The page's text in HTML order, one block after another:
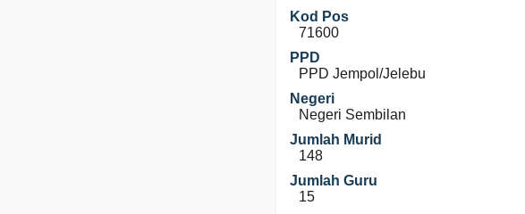
Kod Pos
71600
PPD
PPD Jempol/Jelebu
Negeri
Negeri Sembilan
Jumlah Murid
148
Jumlah Guru
15